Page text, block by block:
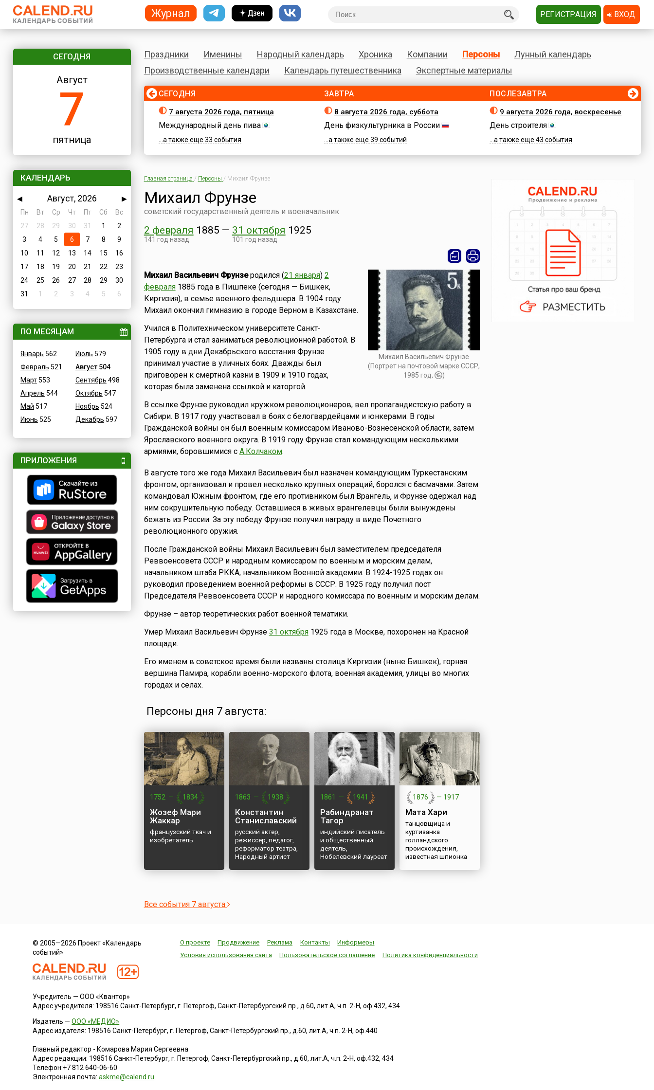
СЕГОДНЯ
Август
7
пятница
КАЛЕНДАРЬ
◀ Август, 2026
▶
Пн
Вт Ср Чт Пт Сб
Вс
27
28 29 30 31 1
2
3
4 5 6 7 8
9
10
11 12 13 14 15
16
17
18 19 20 21 22
23
24
25 26 27 28 29
30
31
1 2 3 4 5 6
ПО МЕСЯЦАМ
Январь 562
Февраль 521
Март553
Апрель 544
Май 517
Июнь 525
Июль 579
Август504
Сентябрь 498
Октябрь 547
Ноябрь 524
Декабрь 597
ПРИЛОЖЕНИЯ
Праздники Именины Народный календарь Хроника Компании Персоны
Лунный календарь
Производственные календари
Календарь путешественника Экспертные материалы
СЕГОДНЯ
7 августа 2026 года, пятница
Международный день пива
...а также еще 33 события
ЗАВТРА
8 августа 2026 года, суббота
День физкультурника в России
...а также еще 39 событий
ПОСЛЕЗАВТРА
9 августа 2026 года, воскресенье
День строителя
...а также еще 43 события
Главная страница / Персоны / Михаил Фрунзе
Михаил Фрунзе
советский государственный деятель и военачальник
2 февраля 1885
141 год назад
— 31 октября 1925
101 год назад
Михаил Васильевич Фрунзе
(Портрет на почтовой марке СССР,
1985 год,
)
Михаил Васильевич Фрунзеродился (21 января) 2
февраля1885 года в Пишпеке (сегодня — Бишкек,
Киргизия), в семье военного фельдшера. В 1904 году
Михаил окончил гимназию в городе Верном в Казахстане.
Учился в Политехническом университете Санкт-
Петербурга и стал заниматься революционной работой. В
1905 году в дни Декабрьского восстания Фрунзе
принимал участие в уличных боях. Дважды был
приговорен к смертной казни в 1909 и 1910 годах,
которая была заменена ссылкой и каторгой.
В ссылке Фрунзе руководил кружком революционеров, вел пропагандистскую работу в
Сибири. В 1917 году участвовал в боях с белогвардейцами и юнкерами. В годы
Гражданской войны он был военным комиссаром Иваново-Вознесенской области, затем
Ярославского военного округа. В 1919 году Фрунзе стал командующим несколькими
армиями, боровшимися с А.Колчаком.
В августе того же года Михаил Васильевич был назначен командующим Туркестанским
фронтом, организовал и провел несколько крупных операций, боролся с басмачами. Затем
командовал Южным фронтом, где его противником был Врангель, и Фрунзе одержал над
ним сокрушительную победу. Оставшиеся в живых врангелевцы были вынуждены
бежать из России. За эту победу Фрунзе получил награду в виде Почетного
революционного оружия.
После Гражданской войны Михаил Васильевич был заместителем председателя
Реввоенсовета СССР и народным комиссаром по военным и морским делам,
начальником штаба РККА, начальником Военной академии. В 1924-1925 годах он
руководил проведением военной реформы в СССР. В 1925 году получил пост
Председателя Реввоенсовета СССР и народного комиссара по военным и морским делам.
Фрунзе – автор теоретических работ военной тематики.
Умер Михаил Васильевич Фрунзе 31 октября1925 года в Москве, похоронен на Красной
площади.
Его именем в советское время были названы столица Киргизии (ныне Бишкек), горная
вершина Памира, корабли военно-морского флота, военная академия, улицы во многих
городах и селах.
Персоны дня 7 августа:
1752 — 1834
Жозеф Мари
Жаккар
французский ткач и
изобретатель
1863 — 1938
Константин
Станиславский
русский актер,
режиссер, педагог,
реформатор театра,
Народный артист
1861 — 1941
Рабиндранат
Тагор
индийский писатель
и общественный
деятель,
Нобелевский лауреат
1876 — 1917
Мата Хари
танцовщица и
куртизанка
голландского
происхождения,
известная шпионка
Все события 7 августа
© 2005—2026 Проект «Календарь
событий»
О проекте Продвижение Реклама Контакты
Информеры
Условия использования сайта
Пользовательское соглашение Политика конфиденциальности
Учредитель — ООО «Квантор»
Адрес учредителя: 198516 Санкт-Петербург, г. Петергоф, Санкт-Петербургский пр., д.60, лит.А, ч.п. 2-Н, оф.432, 434
Издатель —ООО «МЕДИО»
Адрес издателя: 198516 Санкт-Петербург, г. Петергоф, Санкт-Петербургский пр., д.60, лит.А, ч.п. 2-Н, оф.440
Главный редактор - Комарова Мария Сергеевна
Адрес редакции: 198516 Санкт-Петербург, г. Петергоф,Санкт-Петербургский пр., д.60, лит.А, ч.п. 2-Н, оф.432, 434
Телефон:+7 812 640-06-60
Электронная почта:askme@calend.ru
Журнал РЕГИСТРАЦИЯ ВХОД